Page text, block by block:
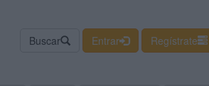
Buscar Entrar Regístrate